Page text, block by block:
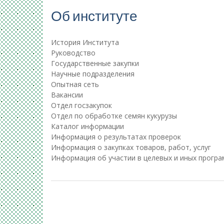
Об институте
История Института
Руководство
Государственные закупки
Научные подразделения
Опытная сеть
Вакансии
Отдел госзакупок
Отдел по обработке семян кукурузы
Каталог информации
Информация о результатах проверок
Информация о закупках товаров, работ, услуг
Информация об участии в целевых и иных